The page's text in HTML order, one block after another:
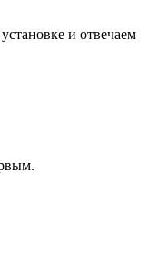
и отвечаем